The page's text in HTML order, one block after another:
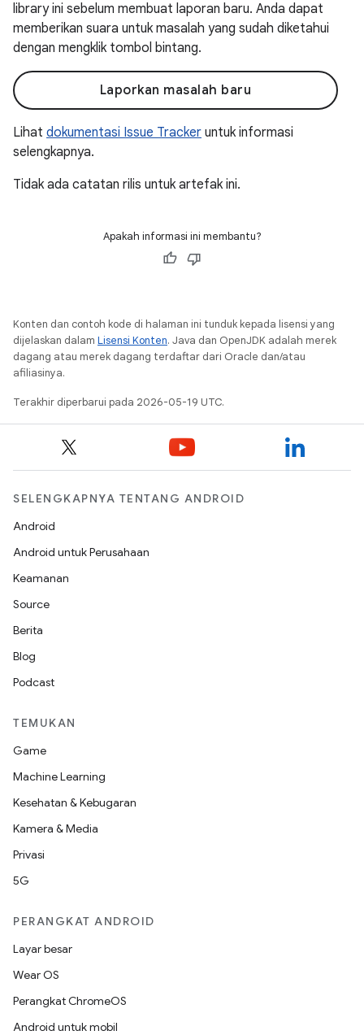
library ini sebelum membuat laporan baru. Anda dapat
memberikan suara untuk masalah yang sudah diketahui
dengan mengklik tombol bintang.
Laporkan masalah baru
Lihat dokumentasi Issue Tracker untuk informasi
selengkapnya.
Tidak ada catatan rilis untuk artefak ini.
Apakah informasi ini membantu?
Konten dan contoh kode di halaman ini tunduk kepada lisensi yang
dijelaskan dalam Lisensi Konten. Java dan OpenJDK adalah merek
dagang atau merek dagang terdaftar dari Oracle dan/atau
afiliasinya.
Terakhir diperbarui pada 2026-05-19 UTC.
SELENGKAPNYA TENTANG ANDROID
Android
Android untuk Perusahaan
Keamanan
Source
Berita
Blog
Podcast
TEMUKAN
Game
Machine Learning
Kesehatan & Kebugaran
Kamera & Media
Privasi
5G
PERANGKAT ANDROID
Layar besar
Wear OS
Perangkat ChromeOS
Android untuk mobil